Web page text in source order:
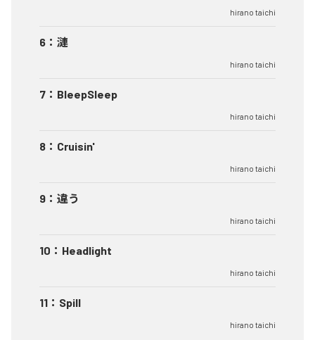
hirano taichi
6 ： 漣
hirano taichi
7 ： BleepSleep
hirano taichi
8 ： Cruisin'
hirano taichi
9 ： 違う
hirano taichi
10 ： Headlight
hirano taichi
11 ： Spill
hirano taichi